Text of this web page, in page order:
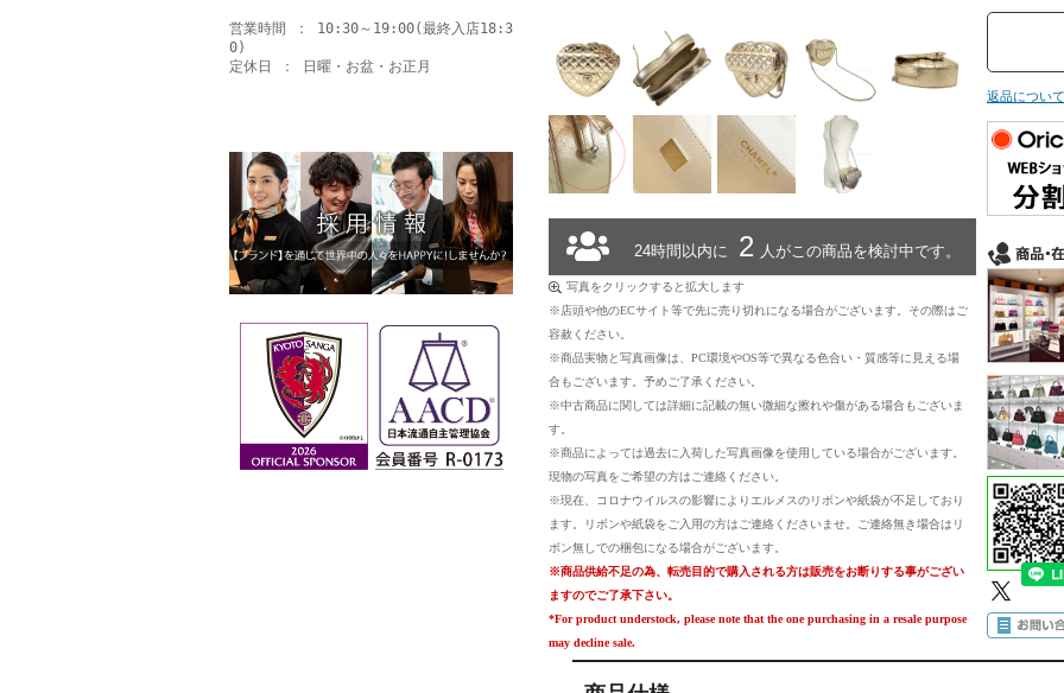
24時間以内に 2 人がこの商品を検討中です。
写真をクリックすると拡大します
※店頭や他のECサイト等で先に売り切れになる場合がございます。その際はご
容赦ください。
※商品実物と写真画像は、PC環境やOS等で異なる色合い・質感等に見える場
合もございます。予めご了承ください。
※中古商品に関しては詳細に記載の無い微細な擦れや傷がある場合もございま
す。
※商品によっては過去に入荷した写真画像を使用している場合がございます。
現物の写真をご希望の方はご連絡ください。
※現在、コロナウイルスの影響によりエルメスのリボンや紙袋が不足しており
ます。リボンや紙袋をご入用の方はご連絡くださいませ。ご連絡無き場合はリ
ボン無しでの梱包になる場合がございます。
※商品供給不足の為、転売目的で購入される方は販売をお断りする事がござい
ますのでご了承下さい。
*For product understock, please note that the one purchasing in a resale purpose
may decline sale.
返品につい
営業時間 ： 10:30～19:00(最終入店18:3
0)
定休日 ： 日曜・お盆・お正月